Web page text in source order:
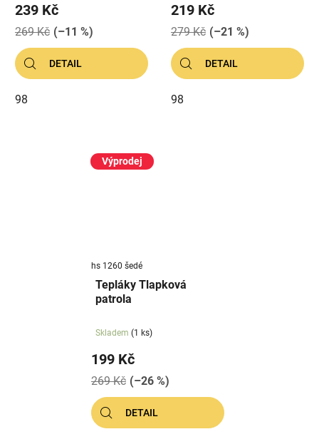
239 Kč
269 Kč (–11 %)
DETAIL
98
219 Kč
279 Kč (–21 %)
DETAIL
98
Výprodej
hs 1260 šedé
Tepláky Tlapková
patrola
Skladem (1 ks)
199 Kč
269 Kč (–26 %)
DETAIL